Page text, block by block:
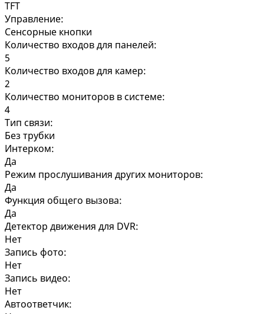
TFT
Управление:
Сенсорные кнопки
Количество входов для панелей:
5
Количество входов для камер:
2
Количество мониторов в системе:
4
Тип связи:
Без трубки
Интерком:
Да
Режим прослушивания других мониторов:
Да
Функция общего вызова:
Да
Детектор движения для DVR:
Нет
Запись фото:
Нет
Запись видео:
Нет
Автоответчик: